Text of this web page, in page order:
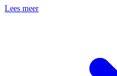
Lees meer